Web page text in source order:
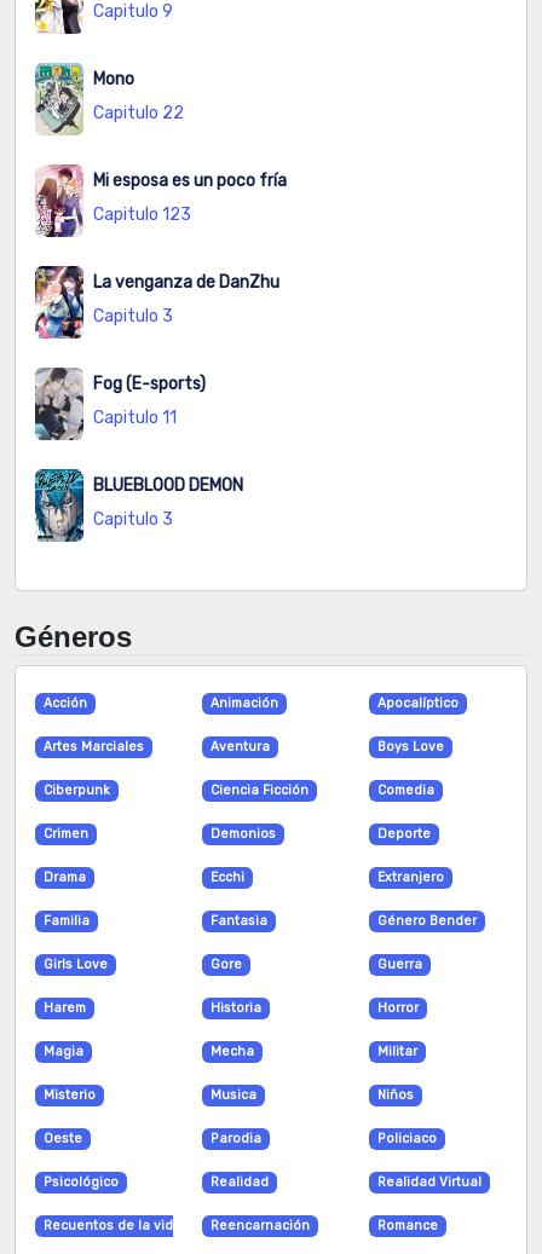
21
Capitulo
20
Capitulo
19
18
Capitulo
17
Capitulo
N/A
Capitulo
N/A
14
Capitulo
2026-07-29
Capitulo
2026-08-05
Capitulo
2026-07-31
Capitulo
10
2026-08-04
Capitulo
9
2026-07-29
Capitulo
8
Amor oculto 2026-08-01
Capitulo
Sakura Shindo. 2026-07-29
Capitulo 9
Mono
Capitulo 22
Mi esposa es un poco fría
Capitulo 123
La venganza de DanZhu
Capitulo 3
Fog (E-sports)
Capitulo 11
BLUEBLOOD DEMON
Capitulo 3
Géneros
Acción Animación Apocalíptico
Artes Marciales Aventura Boys Love
Ciberpunk Ciencia Ficción Comedia
Crimen Demonios Deporte
Drama Ecchi Extranjero
Familia Fantasia Género Bender
Girls Love Gore Guerra
Harem Historia Horror
Magia Mecha Militar
Misterio Musica Niños
Oeste Parodia Policiaco
Psicológico Realidad Realidad Virtual
Recuentos de la vida Reencarnación Romance